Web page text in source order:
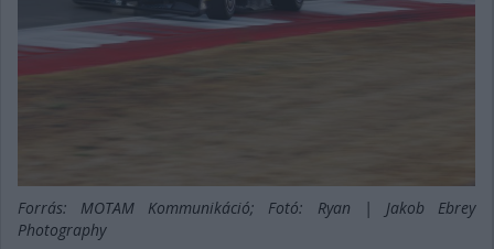
Forrás: MOTAM Kommunikáció; Fotó: Ryan | Jakob Ebrey
Photography